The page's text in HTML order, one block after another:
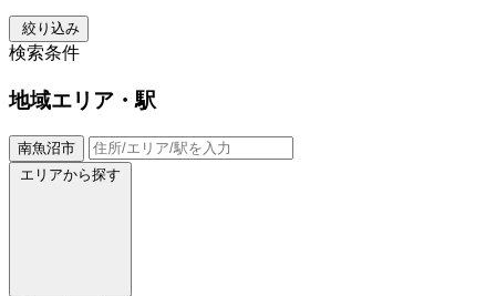
絞り込み
検索条件
地域エリア・駅
南魚沼市
エリアから探す